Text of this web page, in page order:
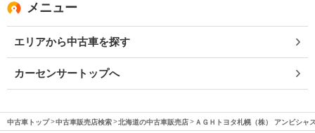
メニュー
エリアから中古車を探す
カーセンサートップへ
中古車トップ 中古車販売店検索 北海道の中古車販売店 ＡＧＨトヨタ札幌（株） アンビシャ